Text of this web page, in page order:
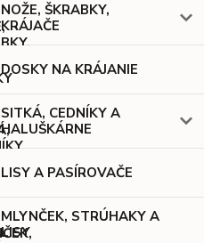
NOŽE, ŠKRABKY,
KRÁJAČE
DOSKY NA KRÁJANIE
SITKÁ, CEDNÍKY A
HALUŠKÁRNE
LISY A PASÍROVAČE
MLYNČEK, STRÚHAKY A
LISY